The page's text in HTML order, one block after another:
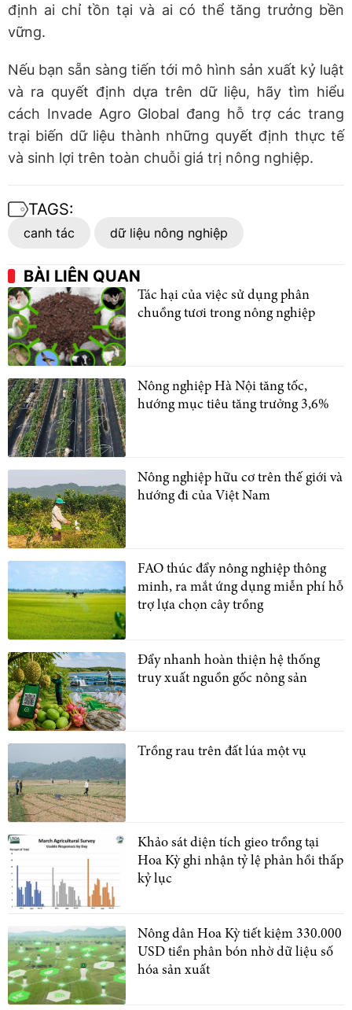
định ai chỉ tồn tại và ai có thể tăng trưởng bền
vững.
Nếu bạn sẵn sàng tiến tới mô hình sản xuất kỷ luật
và ra quyết định dựa trên dữ liệu, hãy tìm hiểu
cách Invade Agro Global đang hỗ trợ các trang
trại biến dữ liệu thành những quyết định thực tế
và sinh lợi trên toàn chuỗi giá trị nông nghiệp.
TAGS:
canh tác dữ liệu nông nghiệp
BÀI LIÊN QUAN
Tác hại của việc sử dụng phân
chuồng tươi trong nông nghiệp
Nông nghiệp Hà Nội tăng tốc,
hướng mục tiêu tăng trưởng 3,6%
Nông nghiệp hữu cơ trên thế giới và
hướng đi của Việt Nam
FAO thúc đẩy nông nghiệp thông
minh, ra mắt ứng dụng miễn phí hỗ
trợ lựa chọn cây trồng
Đẩy nhanh hoàn thiện hệ thống
truy xuất nguồn gốc nông sản
Trồng rau trên đất lúa một vụ
Khảo sát diện tích gieo trồng tại
Hoa Kỳ ghi nhận tỷ lệ phản hồi thấp
kỷ lục
Nông dân Hoa Kỳ tiết kiệm 330.000
USD tiền phân bón nhờ dữ liệu số
hóa sản xuất